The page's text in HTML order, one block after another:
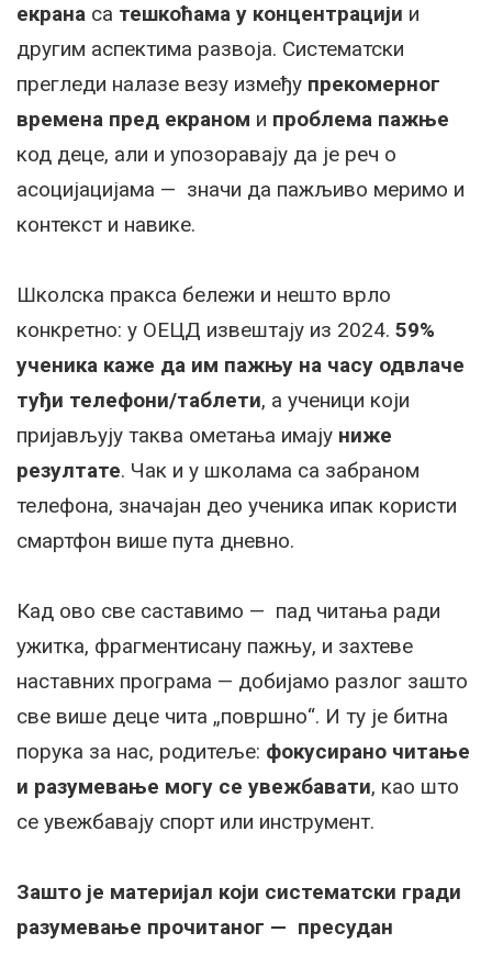
екрана са тешкоћама у концентрацији и
другим аспектима развоја. Систематски
прегледи налазе везу између прекомерног
времена пред екраном и проблема пажње
код деце, али и упозоравају да је реч о
асоцијацијама — значи да пажљиво меримо и
контекст и навике.
Школска пракса бележи и нешто врло
конкретно: у ОЕЦД извештају из 2024. 59%
ученика каже да им пажњу на часу одвлаче
туђи телефони/таблети, а ученици који
пријављују таква ометања имају ниже
резултате. Чак и у школама са забраном
телефона, значајан део ученика ипак користи
смартфон више пута дневно.
Кад ово све саставимо — пад читања ради
ужитка, фрагментисану пажњу, и захтеве
наставних програма — добијамо разлог зашто
све више деце чита „површно“. И ту је битна
порука за нас, родитеље: фокусирано читање
и разумевање могу се увежбавати, као што
се увежбавају спорт или инструмент.
Зашто је материјал који систематски гради
разумевање прочитаног — пресудан